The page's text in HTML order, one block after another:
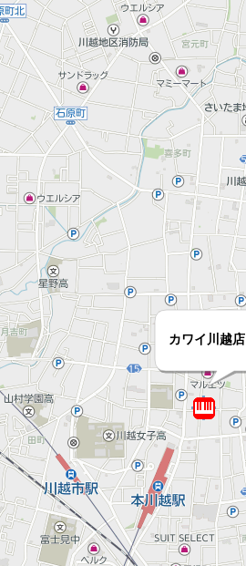
カワイ川越店